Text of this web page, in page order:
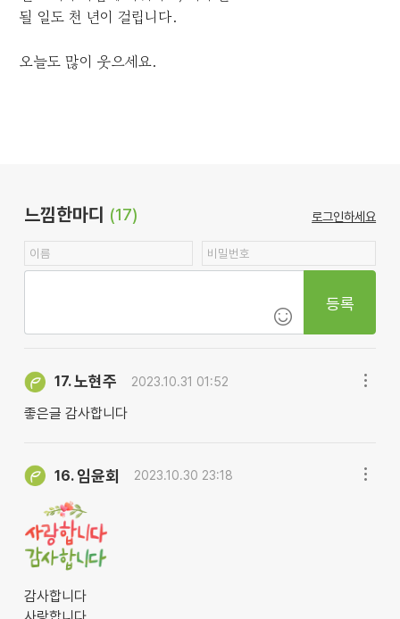
될 일도 천 년이 걸립니다.
오늘도 많이 웃으세요.
느낌한마디 (17) 로그인하세요
등록
17.노현주 2023.10.31 01:52
좋은글 감사합니다
16. 임윤회 2023.10.30 23:18
감사합니다